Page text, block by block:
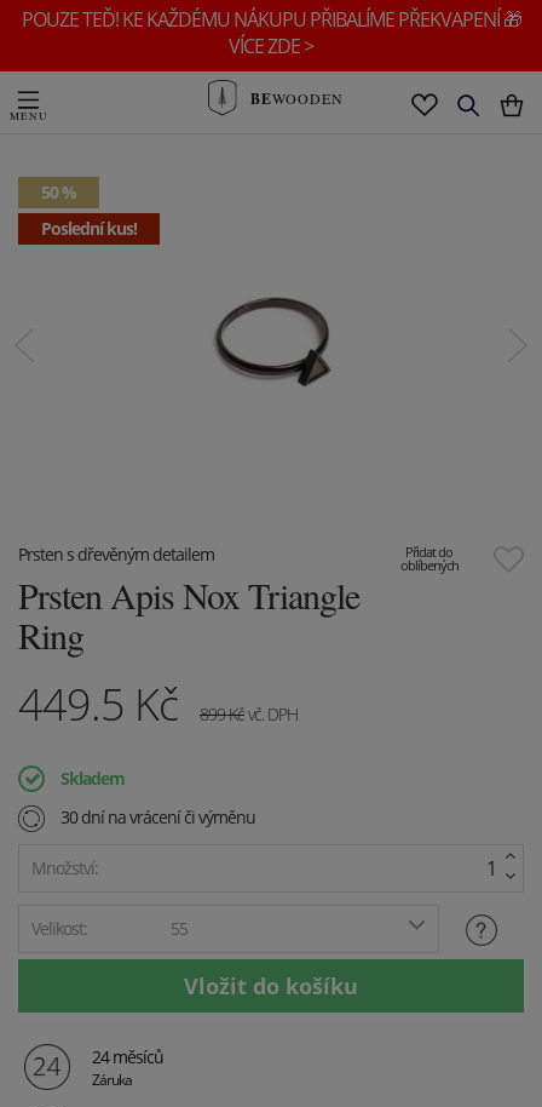
POUZE TEĎ! KE KAŽDÉMU NÁKUPU PŘIBALÍME PŘEKVAPENÍ 🎁
VÍCE ZDE >
BEWOODEN
50 %
Poslední kus!
Přidat do
oblíbených
Prsten s dřevěným detailem
Prsten Apis Nox Triangle
Ring
449.5 Kč 899Kčvč. DPH
Skladem
30 dní na vrácení či výměnu
Množství:
Velikost: 55
24 měsíců
Záruka